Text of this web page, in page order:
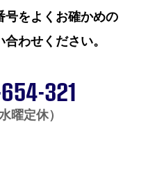
号をよくお確かめの
わせください。
321
曜定休）